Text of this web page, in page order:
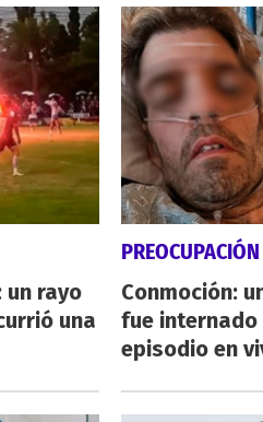
rayo
una
PREOCUPACIÓN
Conmoción:
fue
episodio en